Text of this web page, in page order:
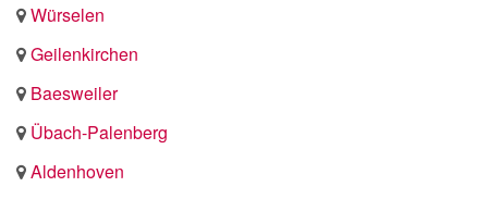
Würselen
Geilenkirchen
Baesweiler
Übach-Palenberg
Aldenhoven